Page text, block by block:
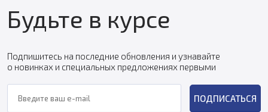
Будьте в курсе
Подпишитесь на последние обновления и узнавайте
о новинках и специальных предложениях первыми
ПОДПИСАТЬСЯ